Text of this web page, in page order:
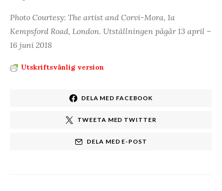
Photo Courtesy: The artist and Corvi-Mora, 1a
Kempsford Road, London. Utställningen pågår 13 april –
16 juni 2018
Utskriftsvänlig version
DELA MED FACEBOOK
TWEETA MED TWITTER
DELA MED E-POST